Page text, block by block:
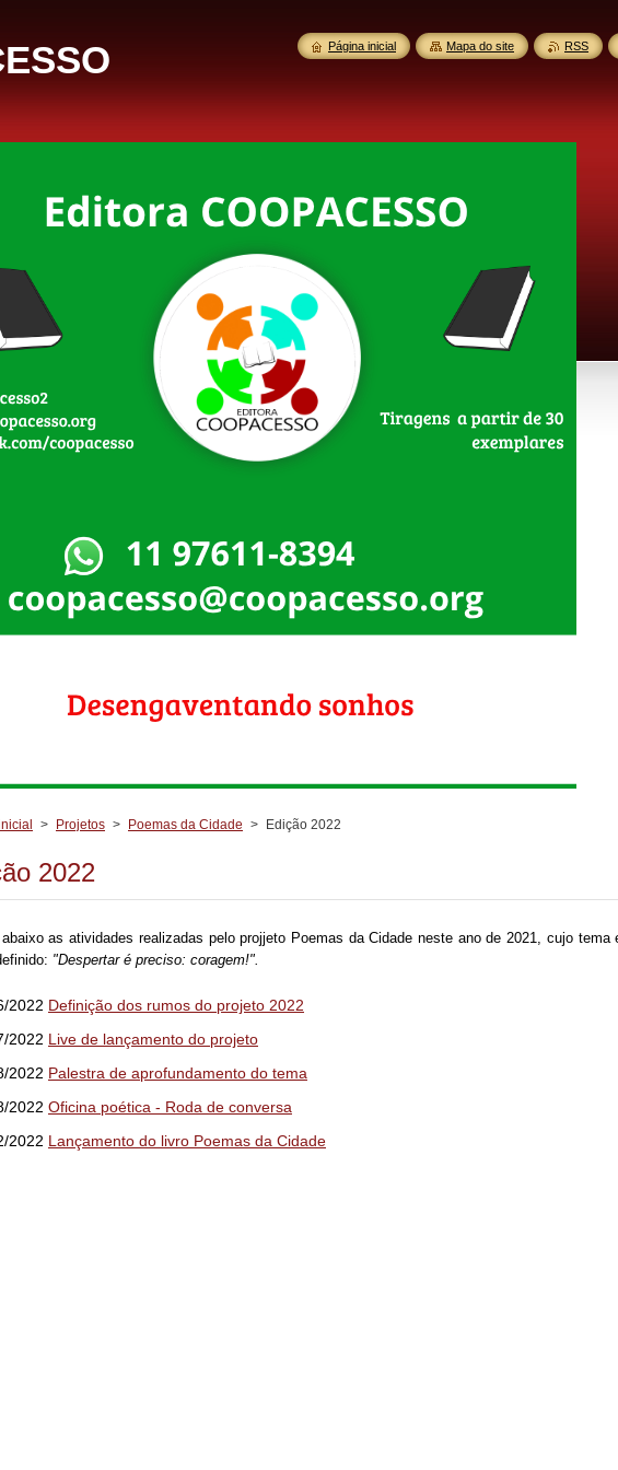
> Projetos > Poemas da Cidade > Edição 2022
2022
as atividades realizadas pelo projjeto Poemas da Cidade neste ano de 2021, cujo tema
"Despertar é preciso: coragem!".
2022 Definição dos rumos do projeto 2022
2022 Live de lançamento do projeto
2022 Palestra de aprofundamento do tema
2022 Oficina poética - Roda de conversa
2022 Lançamento do livro Poemas da Cidade
Página inicial Mapa do site RSS